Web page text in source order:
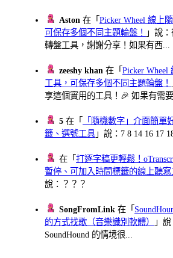
Aston 在「Picker Wheel 線上
可保存多個不同主題輪盤！
」說
轉盤工具，謝謝分享！如果有西...
zeeshy khan 在「Picker Wheel
工具，可保存多個不同主題輪盤！
享這個實用的工具！🎉 如果有需要
5 在「
「隨機數字」介面簡單
籤、選號工具 」說：7 8 14 16 17
在「打逐字稿更輕鬆！
暫停、可加入時間標籤的線上聽寫
說：？？？
SongFromLink 在「
的方式找歌（音樂識別軟體）
」
SoundHound 的情境很...